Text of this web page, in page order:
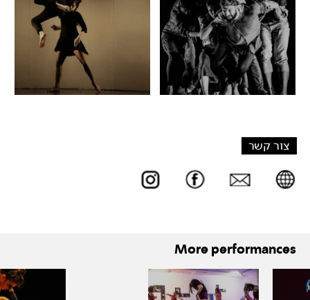
צור קשר
More performances